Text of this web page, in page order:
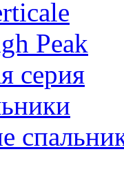
Peak
серия